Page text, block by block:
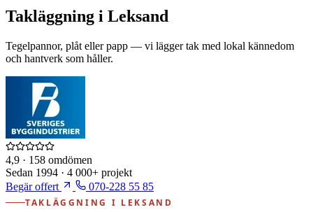
Takläggning i Leksand
Tegelpannor, plåt eller papp — vi lägger tak med lokal kännedom
och hantverk som håller.
4,9 · 158 omdömen
Sedan 1994 · 4 000+ projekt
Begär offert
070-228 55 85
TAKLÄGGNING I LEKSAND